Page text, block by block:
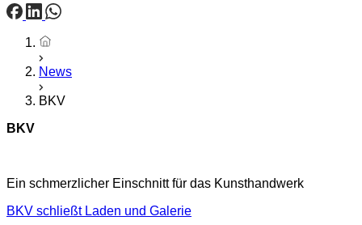
Startseite
News
BKV
BKV
Ein schmerzlicher Einschnitt für das Kunsthandwerk
BKV schließt Laden und Galerie